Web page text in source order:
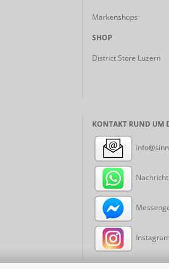
Markenshops
SHOP
District Store Luzern
KONTAKT RUND UM
Nachricht: